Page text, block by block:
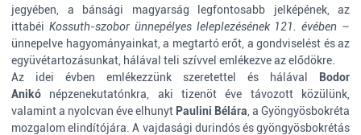
jegyében, a bánsági magyarság legfontosabb jelképének, az
ittabéi Kossuth-szobor ünnepélyes leleplezésének 121. évében –
ünnepelve hagyományainkat, a megtartó erőt, a gondviselést és az
együvétartozásunkat, hálával teli szívvel emlékezve az elődökre.
Az idei évben emlékezzünk szeretettel és hálával
Bodor
Anikó népzenekutatónkra, aki tizenöt éve távozott közülünk,
valamint a nyolcvan éve elhunyt Paulini Bélára , a Gyöngyösbokréta
mozgalom elindítójára. A vajdasági durindós és gyöngyösbokrétás